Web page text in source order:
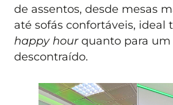
de assentos, desde mesas
até sofás confortáveis, ideal
happy hourquanto para um
descontraído.